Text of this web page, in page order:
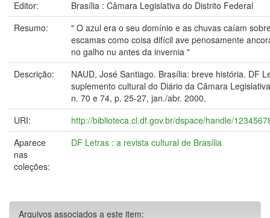
Editor:
Brasília : Câmara Legislativa do Distrito Federal
Resumo:
" O azul era o seu domínio e as chuvas caíam
escamas como coisa difícil ave penosamente
no galho nu antes da invernia "
Descrição:
NAUD, José Santiago. Brasília: breve história. DF
suplemento cultural do Diário da Câmara
n. 70 e 74, p. 25-27, jan./abr. 2000.
URI:
http://biblioteca.cl.df.gov.br/dspace/handle/
Aparece
nas
coleções:
DF Letras : a revista cultural de Brasília
Arquivos associados a este item: